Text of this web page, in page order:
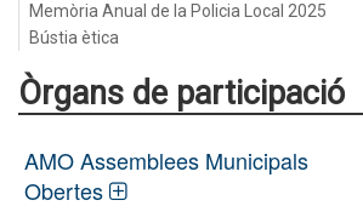
Memòria Anual de la Policia Local 2025
Bústia ètica
Òrgans de participació
AMO Assemblees Municipals
Obertes